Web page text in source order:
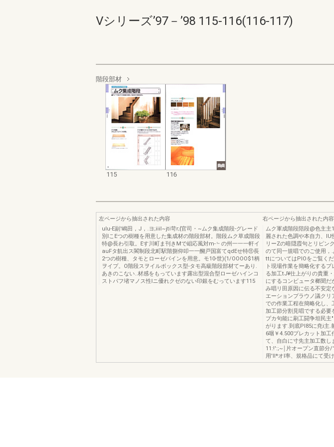
Vシリーズ’97－’98 115-116(116-117)
階段部材
115 116
左ページから抽出された内容
ulu-E副'嶋田，J，.ヨ;iiiI~jti苛r;{官司・~ムク集成階段-グレード
別lこEつの樹種を用意した集成材の階段部材。階段ムク草成階段
特@長わ引取。Eす川町ま刊きMで岨応風対m-﹄の州一一一軒イ
auFタ飢出ス閣制段北町駅階捌仰叩一一醐戸国富てqdEせ特⑪長
2つの樹種、タモとローゼパインを用意。モ10-世)(1/OOOO$1柄
ヲイプ。O階段スヲイルボックス型-タモ高級階段部材てーあり.
あきのこない..材感をもっています露出型混合型ローゼハインコ
ストパフ堵マノス性lニ優れクゼのない印銀をむっています115
右ページから抽出された内容
ムク軍成階段陪段@色主主
麗された色調や本自力、lU
リーZの暗隠霞句とリピン
のて同一規唱でのご使用，
ttについてはPlOをご覧く
ト現場作業を簡略化する
る加工tJ¥仕上がりの貴重
にするコンビュータ榔聞
み唱リ田原因に伝る不安定
エーションプラウノ議ク
での作業工程在簡略化し、
加工節分割見唱でする必要
プカ句能に刷工闘争坦民
がります.到底Pl85に尭i主.
6咽￥4.500プレカット加
て、自白に寸先主加工数
11:!':;~￨片オープン直節分
用'Il*オl率、規格品にて受